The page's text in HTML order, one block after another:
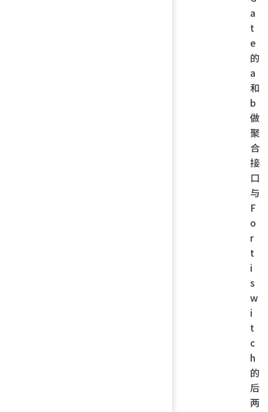
a
t
e
的
a
和
b
做
聚
合
接
口
与
F
o
r
t
i
s
w
i
t
c
h
的
后
两